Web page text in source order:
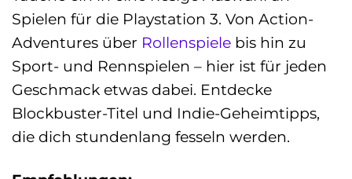
Spielen für die Playstation 3. Von Action-
Adventures über Rollenspiele bis hin zu
Sport- und Rennspielen – hier ist für jeden
Geschmack etwas dabei. Entdecke
Blockbuster-Titel und Indie-Geheimtipps,
die dich stundenlang fesseln werden.